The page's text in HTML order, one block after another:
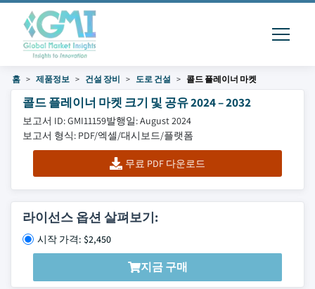
홈 제품정보 건설 장비 도로 건설 콜드 플레이너 마켓
콜드 플레이너 마켓 크기 및 공유 2024 – 2032
보고서 ID: GMI11159발행일: August 2024
보고서 형식: PDF/엑셀/대시보드/플랫폼
무료 PDF 다운로드
라이선스 옵션 살펴보기:
시작 가격: $2,450
지금 구매